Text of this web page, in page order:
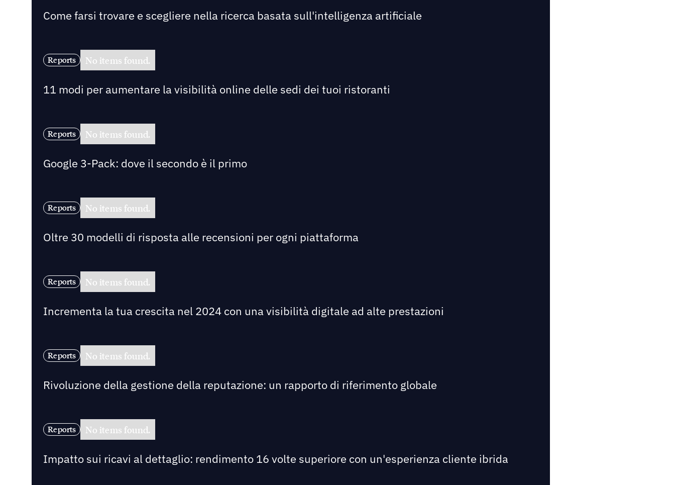
Come farsi trovare e scegliere nella ricerca basata sull'intelligenza artificiale
Reports No items found.
11 modi per aumentare la visibilità online delle sedi dei tuoi ristoranti
Reports No items found.
Google 3-Pack: dove il secondo è il primo
Reports No items found.
Oltre 30 modelli di risposta alle recensioni per ogni piattaforma
Reports No items found.
Incrementa la tua crescita nel 2024 con una visibilità digitale ad alte prestazioni
Reports No items found.
Rivoluzione della gestione della reputazione: un rapporto di riferimento globale
Reports No items found.
Impatto sui ricavi al dettaglio: rendimento 16 volte superiore con un'esperienza cliente ibrida